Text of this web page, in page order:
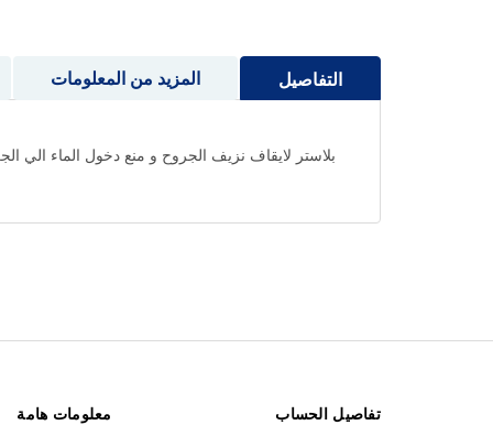
معرض
التفاصيل
بلاستر لايقاف نزيف الجروح و منع دخول الماء الي
المزيد من المعلومات
تفاصيل الحساب معلومات هامة